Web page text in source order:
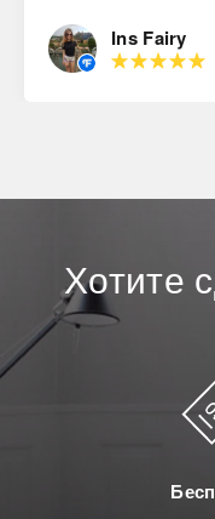
Ins Fairy
Хотите